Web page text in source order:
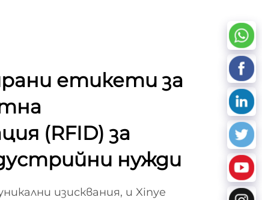
етикети за
(RFID) за
нужди
изисквания, и Xinye